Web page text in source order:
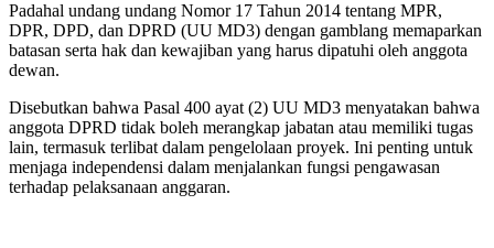
Padahal undang undang Nomor 17 Tahun 2014 tentang MPR,
DPR, DPD, dan DPRD (UU MD3) dengan gamblang memaparkan
batasan serta hak dan kewajiban yang harus dipatuhi oleh anggota
dewan.
Disebutkan bahwa Pasal 400 ayat (2) UU MD3 menyatakan bahwa
anggota DPRD tidak boleh merangkap jabatan atau memiliki tugas
lain, termasuk terlibat dalam pengelolaan proyek. Ini penting untuk
menjaga independensi dalam menjalankan fungsi pengawasan
terhadap pelaksanaan anggaran.